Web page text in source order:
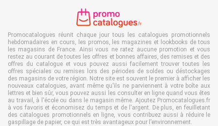
Promocatalogues réunit chaque jour tous les catalogues promotionnels
hebdomadaires en cours, les promos, les magazines et lookbooks de tous
les magasins de France. Ainsi vous ne ratez aucune promotion et vous
restez au courant de toutes les offres et bonnes affaires, des remises et des
offres du catalogue et vous pouvez aussi facilement trouver toutes les
offres spéciales ou remises lors des périodes de soldes ou déstockages
des magasins de votre région. Notre site est souvent le premier à afficher les
nouveaux catalogues, avant même qu'ils ne parviennent à votre boîte aux
lettres et bien sûr, vous pouvez aussi les consulter en ligne quand vous êtes
au travail, à l'école ou dans le magasin même. Ajoutez Promocatalogues.fr
à vos favoris et économisez du temps et de l'argent. De plus, en feuilletant
des catalogues promotionnels en ligne, vous contribuez aussi à réduire le
gaspillage de papier, ce qui est très avantageux pour l’environnement.